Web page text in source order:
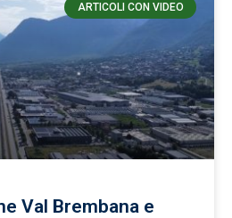
ARTICOLI CON VIDEO
Val Brembana e